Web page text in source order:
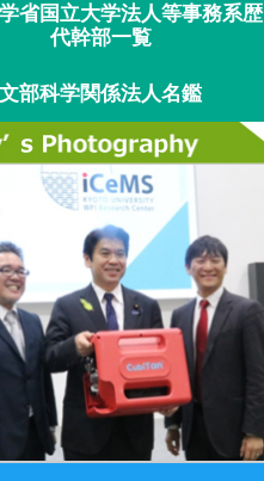
省国立大学法人等事務系歴
代幹部一覧
文部科学関係法人名鑑